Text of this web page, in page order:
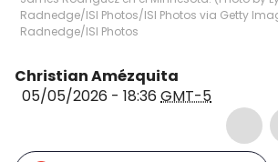
Radnedge/ISI Photos/ISI Photos via Getty
Radnedge/ISI Photos
Christian Amézquita
05/05/2026 - 18:36 GMT-5